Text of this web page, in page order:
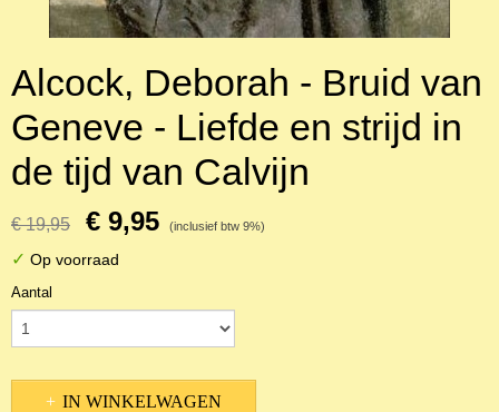
Alcock, Deborah - Bruid van
Geneve - Liefde en strijd in
de tijd van Calvijn
€ 19,95 € 9,95 (inclusief btw 9%)
✓ Op voorraad
Aantal
IN WINKELWAGEN